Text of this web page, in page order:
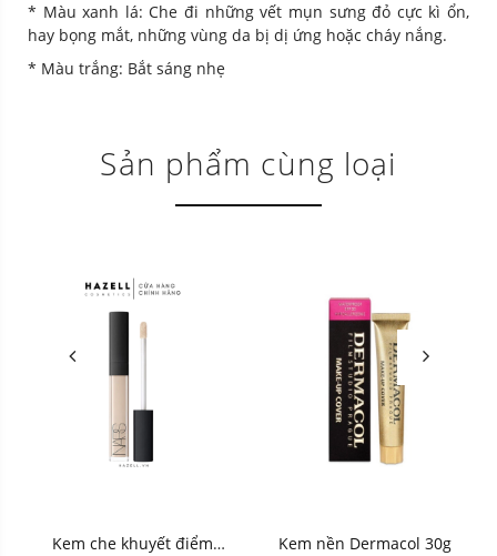
* Màu xanh lá: Che đi những vết mụn sưng đỏ cực kì ổn,
hay bọng mắt, những vùng da bị dị ứng hoặc cháy nắng.
* Màu trắng: Bắt sáng nhẹ
Sản phẩm cùng loại
Kem che khuyết điểm
Kem nền Dermacol 30g